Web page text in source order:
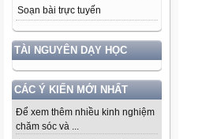
Soạn bài trực tuyến
TÀI NGUYÊN DẠY HỌC
CÁC Ý KIẾN MỚI NHẤT
Để xem thêm nhiều kinh nghiệm
chăm sóc và ...